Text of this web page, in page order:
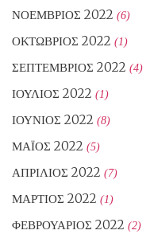
ΝΟΈΜΒΡΙΟΣ 2022 (6)
ΟΚΤΏΒΡΙΟΣ 2022 (1)
ΣΕΠΤΈΜΒΡΙΟΣ 2022 (4)
ΙΟΎΛΙΟΣ 2022 (1)
ΙΟΎΝΙΟΣ 2022 (8)
ΜΆΙΟΣ 2022 (5)
ΑΠΡΊΛΙΟΣ 2022 (7)
ΜΆΡΤΙΟΣ 2022 (1)
ΦΕΒΡΟΥΆΡΙΟΣ 2022 (2)